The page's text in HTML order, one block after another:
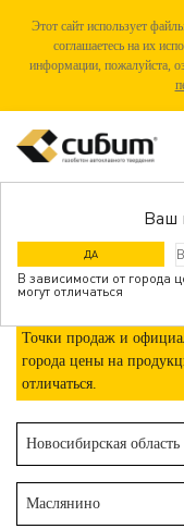
Этот сайт использует
соглашаетесь на их
информации, пожалуйста,
Ваш
ДА
В зависимости от города
могут отличаться
МАСЛЯНИНО
Точки продаж и
города цены на
отличаться.
Новосибирская область
Маслянино